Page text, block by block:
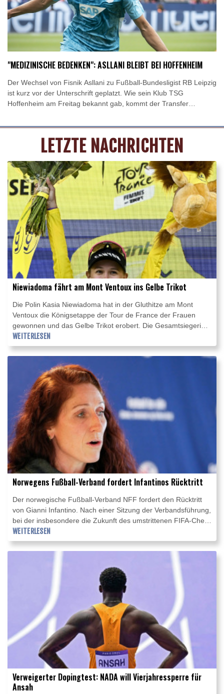
"MEDIZINISCHE BEDENKEN": ASLLANI BLEIBT BEI HOFFENHEIM
Der Wechsel von Fisnik Asllani zu Fußball-Bundesligist RB Leipzig
ist kurz vor der Unterschrift geplatzt. Wie sein Klub TSG
Hoffenheim am Freitag bekannt gab, kommt der Transfer
hatte", nicht zustande.
LETZTE NACHRICHTEN
Niewiadoma fährt am Mont Ventoux ins Gelbe Trikot
Die Polin Kasia Niewiadoma hat in der Gluthitze am Mont
Ventoux die Königsetappe der Tour de France der Frauen
gewonnen und das Gelbe Trikot erobert. Die Gesamtsiegerin
von 2024 kam am kahlen Gipfel im Herzen der Provence klar
vor ihren Rivalinnen Demi Vollering (+1:16 Minuten) und der
zuvor führenden Marlen Reusser (+1:46) ins Ziel und steht vor
ihrem zweiten Gesamtsieg. Die Rosenheimerin Antonia
Niedermaier überzeugte als Sechste erneut und behält nach
sieben von neun Tagen das Weiße Trikot.
WEITERLESEN
Norwegens Fußball-Verband fordert Infantinos Rücktritt
Der norwegische Fußball-Verband NFF fordert den Rücktritt
von Gianni Infantino. Nach einer Sitzung der Verbandsführung,
bei der insbesondere die Zukunft des umstrittenen FIFA-Chefs
erörtert wurde, sagte die NFF-Vorsitzende Lise Klaveness auf
einer Pressekonferenz: "Wir werden den FIFA-Präsidenten
jetzt zum Rücktritt auffordern."
WEITERLESEN
Verweigerter Dopingtest: NADA will Vierjahressperre für
Ansah